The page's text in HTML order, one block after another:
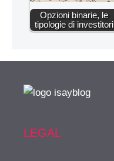
Opzioni binarie, le
tipologie di investitori
LEGAL